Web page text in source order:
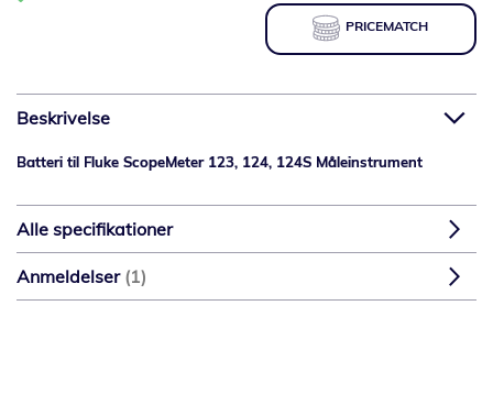
PRICEMATCH
Beskrivelse
Batteri til Fluke ScopeMeter 123, 124, 124S Måleinstrument
Alle specifikationer
Anmeldelser 1